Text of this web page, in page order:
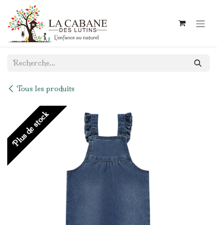
Se rendre au contenu
Tous les produits
Plus de stock